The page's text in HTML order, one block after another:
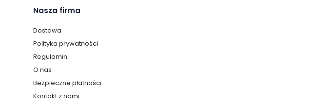
Nasza firma
Dostawa
Polityka prywatności
Regulamin
O nas
Bezpieczne płatności
Kontakt z nami